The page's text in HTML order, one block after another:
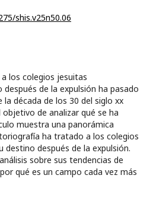
shis.v25n50.06
los colegios jesuitas
de la expulsión ha pasado
década de los 30 del siglo xx
de analizar qué se ha
muestra una panorámica
ha tratado a los colegios
destino después de la expulsión.
sobre sus tendencias de
qué es un campo cada vez más